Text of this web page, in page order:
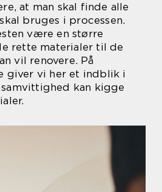
at man skal finde alle
bruges i processen.
være en større
rette materialer til de
vil renovere. På
giver vi her et indblik i
kan kigge